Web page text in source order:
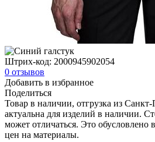
Штрих-код: 2000945902054
0 отзывов
Добавить в избранное
Поделиться
Товар в наличии, отгрузка из
актуальна для изделий в наличии.
может отличаться. Это
цен на материалы.